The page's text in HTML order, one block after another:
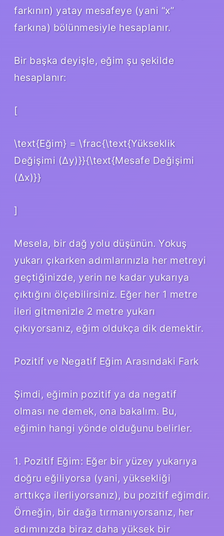
farkının) yatay mesafeye (yani “x”
farkına) bölünmesiyle hesaplanır.
Bir başka deyişle, eğim şu şekilde
hesaplanır:
[
\text{Eğim} = \frac{\text{Yükseklik
Değişimi (Δy)}}{\text{Mesafe Değişimi
(Δx)}}
]
Mesela, bir dağ yolu düşünün. Yokuş
yukarı çıkarken adımlarınızla her metreyi
geçtiğinizde, yerin ne kadar yukarıya
çıktığını ölçebilirsiniz. Eğer her 1 metre
ileri gitmenizle 2 metre yukarı
çıkıyorsanız, eğim oldukça dik demektir.
Pozitif ve Negatif Eğim Arasındaki Fark
Şimdi, eğimin pozitif ya da negatif
olması ne demek, ona bakalım. Bu,
eğimin hangi yönde olduğunu belirler.
1. Pozitif Eğim: Eğer bir yüzey yukarıya
doğru eğiliyorsa (yani, yüksekliği
arttıkça ilerliyorsanız), bu pozitif eğimdir.
Örneğin, bir dağa tırmanıyorsanız, her
adımınızda biraz daha yüksek bir